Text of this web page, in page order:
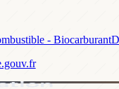
- Biocarburant